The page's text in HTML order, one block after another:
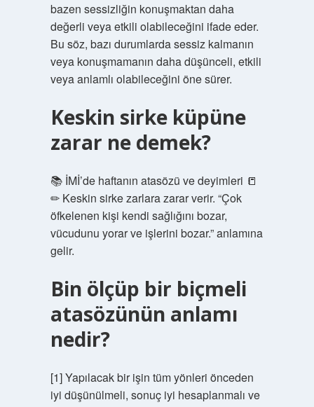
bazen sessizliğin konuşmaktan daha
değerli veya etkili olabileceğini ifade eder.
Bu söz, bazı durumlarda sessiz kalmanın
veya konuşmamanın daha düşünceli, etkili
veya anlamlı olabileceğini öne sürer.
Keskin sirke küpüne
zarar ne demek?
📚 İMİ’de haftanın atasözü ve deyimleri 📒
✏ Keskin sirke zarlara zarar verir. “Çok
öfkelenen kişi kendi sağlığını bozar,
vücudunu yorar ve işlerini bozar.” anlamına
gelir.
Bin ölçüp bir biçmeli
atasözünün anlamı
nedir?
[1] Yapılacak bir işin tüm yönleri önceden
iyi düşünülmeli, sonuç iyi hesaplanmalı ve